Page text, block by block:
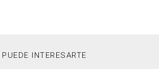
PUEDE INTERESARTE